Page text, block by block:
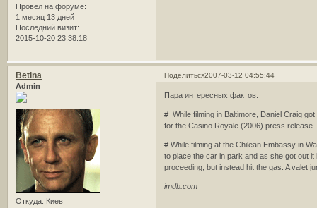
Провел на форуме:
1 месяц 13 дней
Последний визит:
2015-10-20 23:38:18
Поделиться2007-03-12 04:55:44
Betina
Admin
Откуда: Киев
Пара интересных фактов:
# While filming in Baltimore, Daniel Craig
for the Casino Royale (2006) press release.
# While filming at the Chilean Embassy in
to place the car in park and as she got out
proceeding, but instead hit the gas. A valet
imdb.com